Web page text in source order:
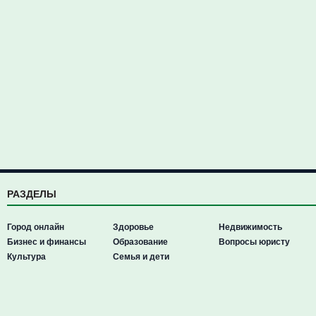
РАЗДЕЛЫ
Город онлайн
Бизнес и финансы
Культура
Здоровье
Образование
Семья и дети
Недвижимость
Вопросы юристу